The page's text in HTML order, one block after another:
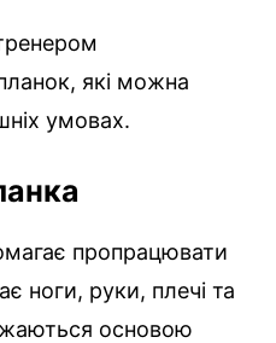
які можна
умовах.
пропрацювати
ноги, руки, плечі та
основою